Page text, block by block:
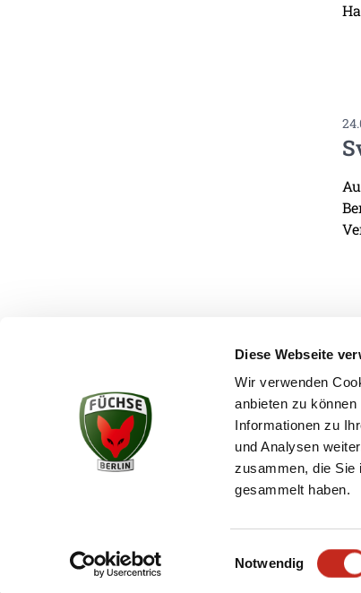
Diese Webseite
Wir verwenden
anbieten zu
Informationen zu
und Analysen
zusammen, die Sie
gesammelt haben.
Einwilligungsauswahl
Notwendig
KONTAKT